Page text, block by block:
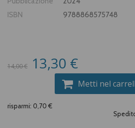
ISBN
9788868575748
14,00 € 13,30 €
Metti nel
risparmi: 0,70 €